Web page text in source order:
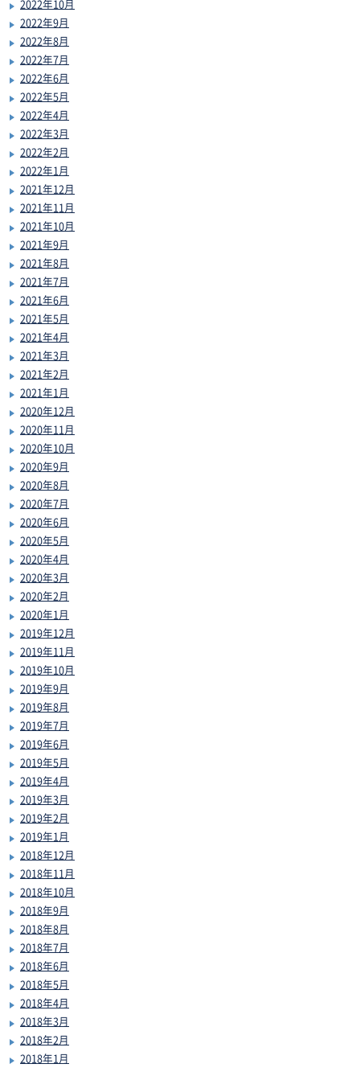
2022年10月
2022年9月
2022年8月
2022年7月
2022年6月
2022年5月
2022年4月
2022年3月
2022年2月
2022年1月
2021年12月
2021年11月
2021年10月
2021年9月
2021年8月
2021年7月
2021年6月
2021年5月
2021年4月
2021年3月
2021年2月
2021年1月
2020年12月
2020年11月
2020年10月
2020年9月
2020年8月
2020年7月
2020年6月
2020年5月
2020年4月
2020年3月
2020年2月
2020年1月
2019年12月
2019年11月
2019年10月
2019年9月
2019年8月
2019年7月
2019年6月
2019年5月
2019年4月
2019年3月
2019年2月
2019年1月
2018年12月
2018年11月
2018年10月
2018年9月
2018年8月
2018年7月
2018年6月
2018年5月
2018年4月
2018年3月
2018年2月
2018年1月